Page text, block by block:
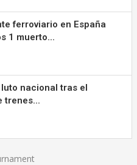
ferroviario en España
1 muerto...
nacional tras el
trenes...